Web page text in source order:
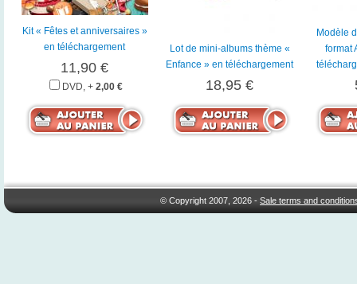
Kit « Fêtes et anniversaires »
en téléchargement
11,90 €
DVD, + 2,00 €
Lot de mini-albums thème «
Enfance » en téléchargement
18,95 €
Modèle
format
© Copyright 2007, 2026 -Sale terms and